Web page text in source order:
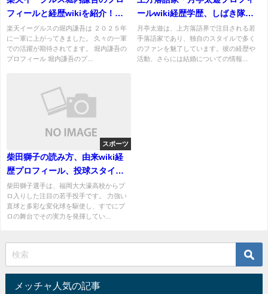
フィールと経歴wikiを紹介！一
軍昇格で期待大！
楽天イーグルスの堀内謙吾は ２０２５年
に一軍に上がってきました。 久々の一軍
での活躍が期待されてます。 堀内謙吾の
プロフィール 堀内謙吾のプ...
ールwiki経歴学歴、しばき隊の
活動や評判！結婚してる？
月亭太遊は、上方落語界で注目される若
手落語家であり、独自のスタイルで多く
のファンを魅了しています。彼の経歴や
活動、さらには結婚についての情報...
スポーツ
柴田獅子の読み方、由来wiki経
歴プロフィール、投球スタイル
を紹介！父親の影響も！
柴田獅子選手は、福岡大大濠高校からプ
ロ入りした注目の若手投手です。 力強い
直球と多彩な変化球を駆使し、すでにプ
ロの舞台でその実力を発揮してい...
メッチャ人気の記事